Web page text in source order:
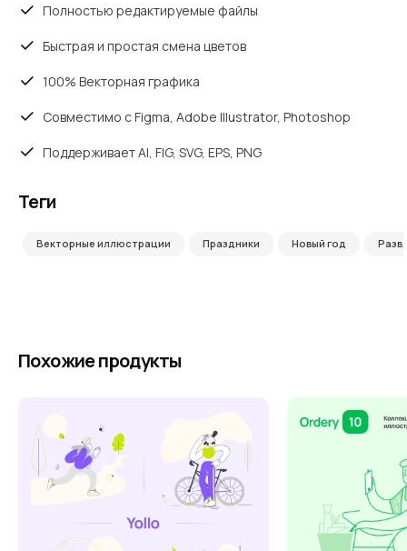
Полностью редактируемые файлы
Быстрая и простая смена цветов
100% Векторная графика
Совместимо с Figma, Adobe Illustrator, Photoshop
Поддерживает AI, FIG, SVG, EPS, PNG
Теги
Векторные иллюстрации Праздники Новый год
Похожие продукты